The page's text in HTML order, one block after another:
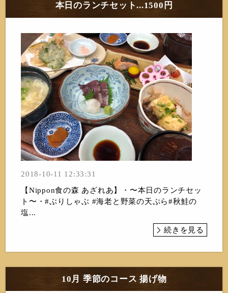
本日のランチセット...1500円
2018-10-11 12:33:31
【Nippon食の森 あざれあ】・〜本日のランチセッ
ト〜・#ぶりしゃぶ #海老と野菜の天ぷら#秋鮭の
塩...
続きを見る
10月 季節のコース 揚げ物